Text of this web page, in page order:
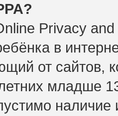
Privacy
в
от сайтов,
младше
наличие